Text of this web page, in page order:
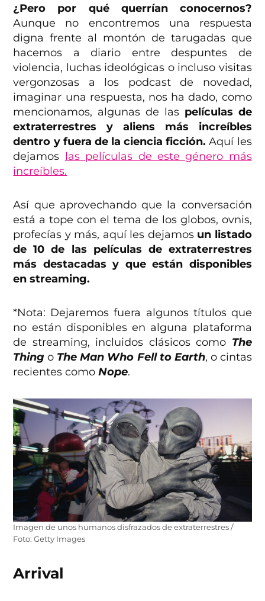
¿Pero por qué querrían conocernos?
Aunque no encontremos una respuesta
digna frente al montón de tarugadas que
hacemos a diario entre despuntes de
violencia, luchas ideológicas o incluso visitas
vergonzosas a los podcast de novedad,
imaginar una respuesta, nos ha dado, como
mencionamos, algunas de las películas de
extraterrestres y aliens más increíbles
dentro y fuera de la ciencia ficción. Aquí les
dejamos las películas de este género más
increíbles.
Así que aprovechando que la conversación
está a tope con el tema de los globos, ovnis,
profecías y más, aquí les dejamos un listado
de 10 de las películas de extraterrestres
más destacadas y que están disponibles
en streaming.
*Nota: Dejaremos fuera algunos títulos que
no están disponibles en alguna plataforma
de streaming, incluidos clásicos como The
Thing o The Man Who Fell to Earth, o cintas
recientes comoNope.
Imagen de unos humanos disfrazados de extraterrestres /
Foto: Getty Images
Arrival